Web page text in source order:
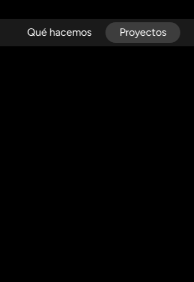
Qué hacemos Proyectos